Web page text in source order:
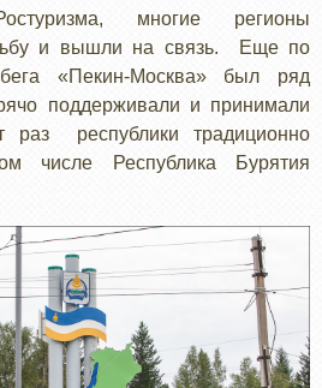
многие регионы
и вышли на связь. Еще по
«Пекин-Москва» был ряд
поддерживали и принимали
раз республики традиционно
числе Республика Бурятия